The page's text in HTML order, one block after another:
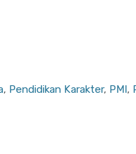
, Pendidikan Karakter, PMI,